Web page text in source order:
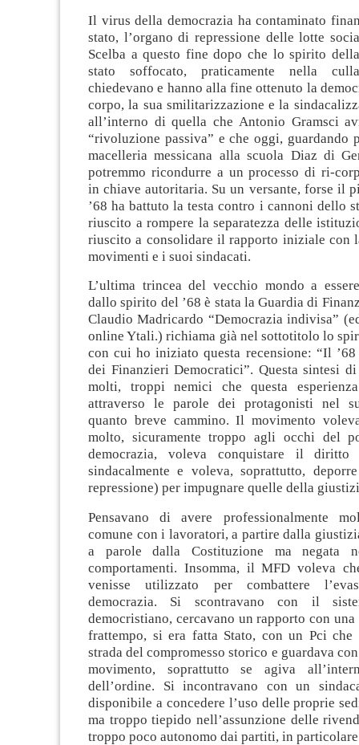
Il virus della democrazia ha contaminato
stato, l’organo di repressione delle lotte
Scelba a questo fine dopo che lo spirito
stato soffocato, praticamente nella
chiedevano e hanno alla fine ottenuto la
corpo, la sua smilitarizzazione e la
all’interno di quella che Antonio Gramsci
“rivoluzione passiva” e che oggi, guardando
macelleria messicana alla scuola Diaz di
potremmo ricondurre a un processo di ri-
in chiave autoritaria. Su un versante, forse il
’68 ha battuto la testa contro i cannoni dello
riuscito a rompere la separatezza delle
riuscito a consolidare il rapporto iniziale con
movimenti e i suoi sindacati.
L’ultima trincea del vecchio mondo a
dallo spirito del ’68 è stata la Guardia di
Claudio Madricardo “Democrazia indivisa”
online Ytali.) richiama già nel sottotitolo lo
con cui ho iniziato questa recensione: “Il
dei Finanzieri Democratici”. Questa sintesi
molti, troppi nemici che questa
attraverso le parole dei protagonisti nel
quanto breve cammino. Il movimento
molto, sicuramente troppo agli occhi del
democrazia, voleva conquistare il diritto
sindacalmente e voleva, soprattutto,
repressione) per impugnare quelle della
Pensavano di avere professionalmente
comune con i lavoratori, a partire dalla
a parole dalla Costituzione ma
comportamenti. Insomma, il MFD voleva
venisse utilizzato per combattere
democrazia. Si scontravano con il
democristiano, cercavano un rapporto con
frattempo, si era fatta Stato, con un Pci che
strada del compromesso storico e guardava
movimento, soprattutto se agiva
dell’ordine. Si incontravano con un
disponibile a concedere l’uso delle proprie
ma troppo tiepido nell’assunzione delle
troppo poco autonomo dai partiti, in